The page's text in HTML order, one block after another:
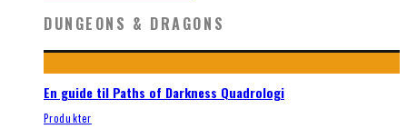
DUNGEONS & DRAGONS
En guide til Paths of Darkness Quadrologi
Produkter